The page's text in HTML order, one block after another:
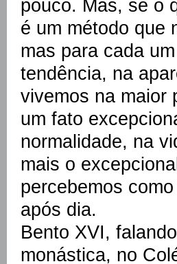
pouco. Mas, se o
é um método que
mas para cada
tendência, na
vivemos na maior
um fato
normalidade, na
mais o
percebemos
após dia.
Bento XVI,
monástica, no